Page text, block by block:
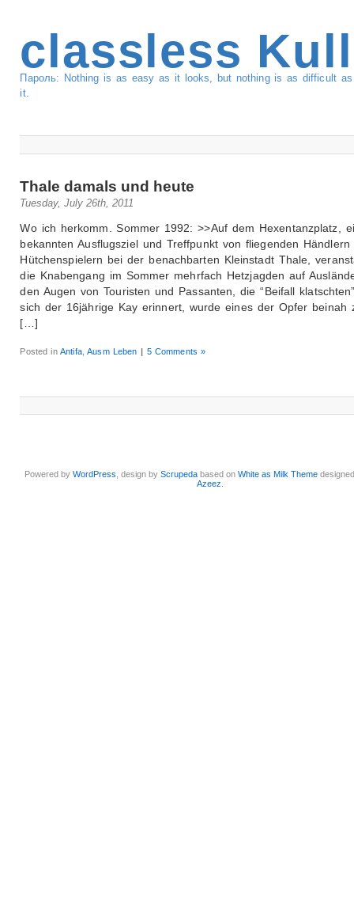
classless
Пароль: Nothing is as easy as it looks, but nothing is as difficult
it.
Thale damals und heute
Tuesday, July 26th, 2011
Wo ich herkomm. Sommer 1992: >>Auf dem Hexentanzplatz,
bekannten Ausflugsziel und Treffpunkt von fliegenden Händlern
Hütchenspielern bei der benachbarten Kleinstadt Thale,
die Knabengang im Sommer mehrfach Hetzjagden auf
den Augen von Touristen und Passanten, die “Beifall
sich der 16jährige Kay erinnert, wurde eines der Opfer beinah
[…]
Posted inAntifa,Ausm Leben | 5 Comments »
Powered byWordPress , design byScrupeda based onWhite as Milk Theme
Azeez